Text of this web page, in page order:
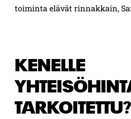
toiminta elävät rinnakkain,
KENELLE
TARKOITETTU?